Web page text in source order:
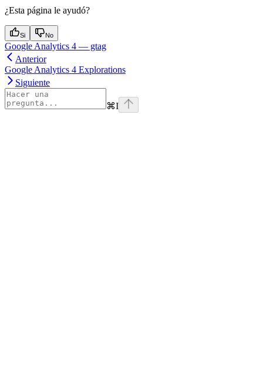
¿Esta página le ayudó?
Si No
Google Analytics 4 — gtag
Anterior
Google Analytics 4 Explorations
Siguiente
⌘I